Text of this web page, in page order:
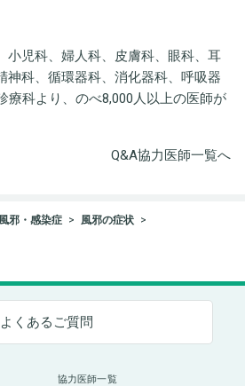
小児科、婦人科、皮膚科、眼科、耳
神科、循環器科、消化器科、呼吸器
療科より、のべ8,000人以上の医師が
Q&A協力医師一覧へ
風邪・感染症 風邪の症状
よくあるご質問
協力医師一覧